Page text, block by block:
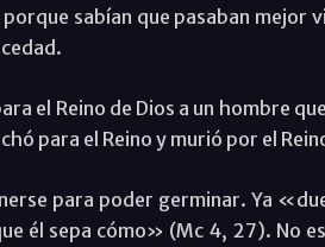
sabían que pasaban mejor
el Reino de Dios a un hombre
para el Reino y murió por el
para poder germinar. Ya
él sepa cómo» (Mc 4, 27). No